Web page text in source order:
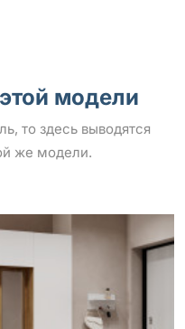
модели
то здесь выводятся
же модели.